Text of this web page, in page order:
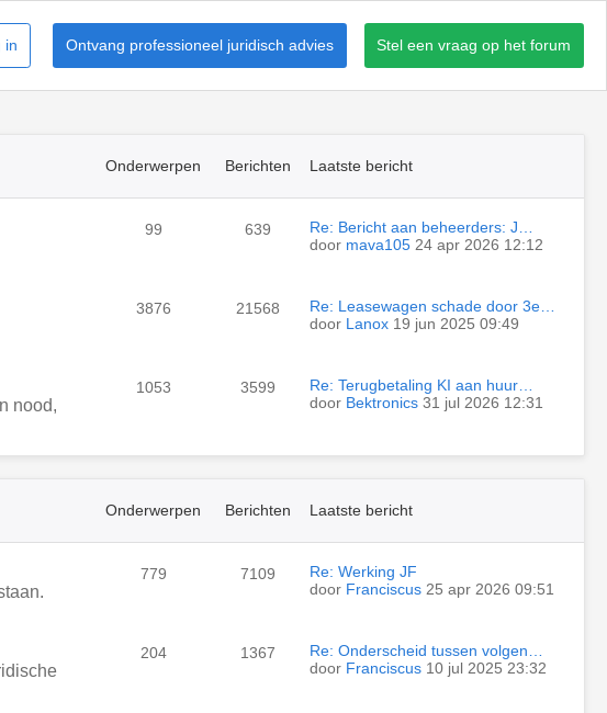
Stel een vraag op het forum
Ontvang professioneel juridisch advies
in
Onderwerpen Berichten Laatste bericht
99 639
Re: Bericht aan beheerders: J…
door mava105 24 apr 2026 12:12
3876 21568
Re: Leasewagen schade door 3e…
door Lanox 19 jun 2025 09:49
nood,
1053 3599
Re: Terugbetaling KI aan huur…
door Bektronics 31 jul 2026 12:31
Onderwerpen Berichten Laatste bericht
779 7109
Re: Werking JF
door Franciscus 25 apr 2026 09:51
204 1367
Re: Onderscheid tussen volgen…
door Franciscus 10 jul 2025 23:32